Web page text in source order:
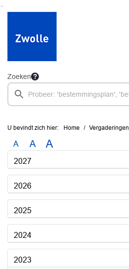
Ga naar de inhoud van deze pagina
Ga naar het zoeken
Ga naar het menu
Zoeken
U bevindt zich hier: Home Vergaderingen
A A A
2027
2026
2025
2024
2023